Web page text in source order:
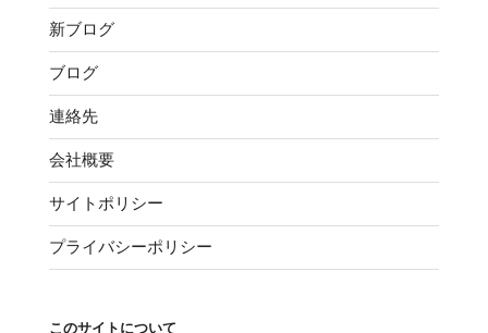
新ブログ
ブログ
連絡先
会社概要
サイトポリシー
プライバシーポリシー
このサイトについて